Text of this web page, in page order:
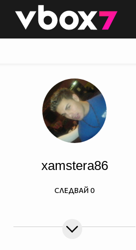
👾
xamstera86
СЛЕДВАЙ 0